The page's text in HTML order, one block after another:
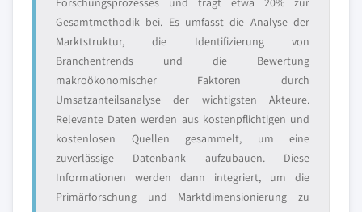
Gesamtmethodik bei. Es umfasst die Analyse der
Marktstruktur, die Identifizierung von
Branchentrends und die Bewertung
makroökonomischer Faktoren durch
Umsatzanteilsanalyse der wichtigsten Akteure.
Relevante Daten werden aus kostenpflichtigen und
kostenlosen Quellen gesammelt, um eine
zuverlässige Datenbank aufzubauen. Diese
Informationen werden dann integriert, um die
Primärforschung und Marktdimensionierung zu